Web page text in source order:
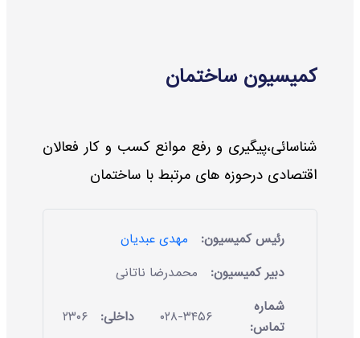
کمیسیون ساختمان
شناسائی،پیگیری و رفع موانع کسب و کار فعالان
اقتصادی درحوزه های مرتبط با ساختمان
رئیس کمیسیون:
مهدی عبدیان
دبیر کمیسیون:
محمدرضا ناتانی
شماره
تماس:
۰۲۸-۳۴۵۶ داخلی: ۲۳۰۶